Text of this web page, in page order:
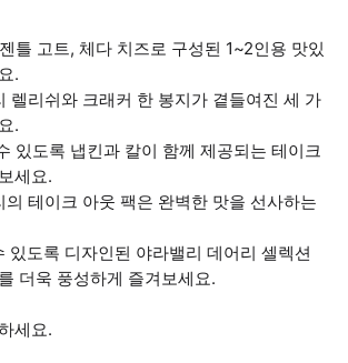
틀 고트, 체다 치즈로 구성된 1~2인용 맛있
.
렐리쉬와 크래커 한 봉지가 곁들여진 세 가
.
있도록 냅킨과 칼이 함께 제공되는 테이크
세요.
테이크 아웃 팩은 완벽한 맛을 선사하는
있도록 디자인된 야라밸리 데어리 셀렉션
더욱 풍성하게 즐겨보세요.
세요.